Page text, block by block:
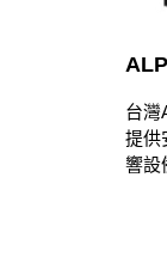
台灣
提供
響設